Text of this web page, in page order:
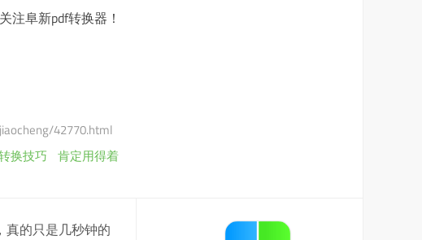
注阜新pdf转换器！
42770.html
换技巧 肯定用得着
真的只是几秒钟的